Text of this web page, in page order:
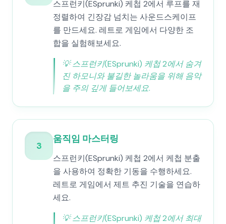
스프런키(ESprunki) 케첩 2에서 루프를 재
정렬하여 긴장감 넘치는 사운드스케이프
를 만드세요. 레트로 게임에서 다양한 조
합을 실험해보세요.
💡스프런키(ESprunki) 케첩 2에서 숨겨
진 하모니와 불길한 놀라움을 위해 음악
을 주의 깊게 들어보세요.
3
움직임 마스터링
스프런키(ESprunki) 케첩 2에서 케첩 분출
을 사용하여 정확한 기동을 수행하세요.
레트로 게임에서 제트 추진 기술을 연습하
세요.
💡스프런키(ESprunki) 케첩 2에서 최대